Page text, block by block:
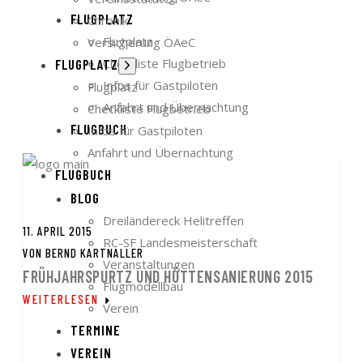
FLUGPLATZ
Flugplatz
Checkliste Flugbetrieb
Infos für Gastpiloten
Anfahrt und Übernachtung
FLUGBUCH
BLOG
Dreiländereck Helitreffen
RC-SF Landesmeisterschaft
Veranstaltungen
Flugmodellbau
Verein
TERMINE
VEREIN
Chronik
Versicherung ÖAeC
FLUGPLATZ Untermenü
anzeigen
Flugplatz
Checkliste Flugbetrieb
Infos für Gastpiloten
Anfahrt und Übernachtung
FLUGBUCH
11. APRIL 2015
VON BERND KARTNALLER
FRÜHJAHRSPURTZ UND HÜTTENSANIERUNG 2015
WEITERLESEN